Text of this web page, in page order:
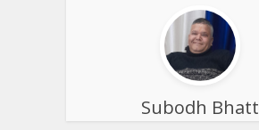
Subodh Bhatt